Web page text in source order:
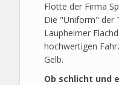
Flotte der Firma
Die "Uniform" der
Laupheimer
hochwertigen
Gelb.
Ob schlicht und